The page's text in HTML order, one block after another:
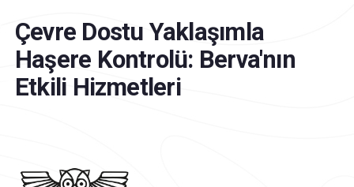
Çevre Dostu Yaklaşımla
Haşere Kontrolü: Berva'nın
Etkili Hizmetleri